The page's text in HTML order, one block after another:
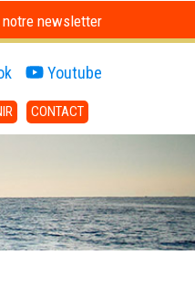
newsletter
Youtube
CONTACT